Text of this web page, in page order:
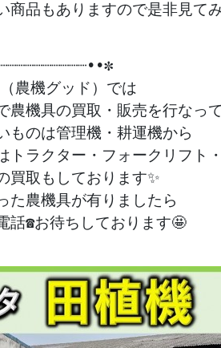
商品もありますので是非見て
農機グッド）では
農機具の買取・販売を行なっ
ものは管理機・耕運機から
トラクター・フォークリフト
買取もしております✨
た農機具が有りましたら
話☎お待ちしております🤩